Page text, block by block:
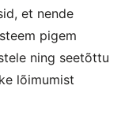
et nende
pigem
ning seetõttu
lõimumist